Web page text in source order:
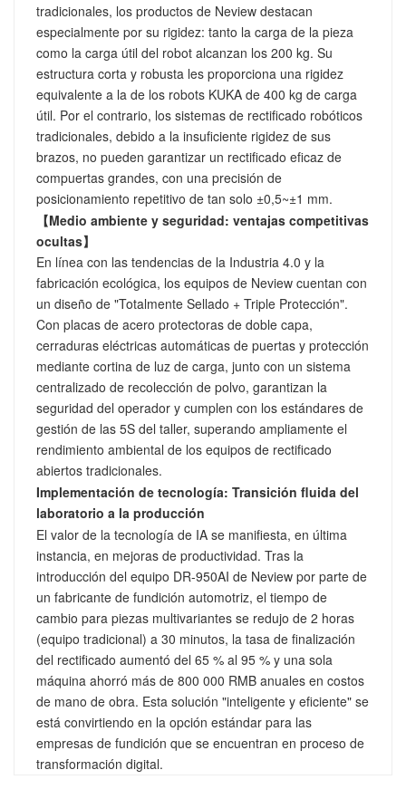
tradicionales, los productos de Neview destacan
especialmente por su rigidez: tanto la carga de la pieza
como la carga útil del robot alcanzan los 200 kg. Su
estructura corta y robusta les proporciona una rigidez
equivalente a la de los robots KUKA de 400 kg de carga
útil. Por el contrario, los sistemas de rectificado robóticos
tradicionales, debido a la insuficiente rigidez de sus
brazos, no pueden garantizar un rectificado eficaz de
compuertas grandes, con una precisión de
posicionamiento repetitivo de tan solo ±0,5~±1 mm.
【Medio ambiente y seguridad: ventajas competitivas
ocultas】
En línea con las tendencias de la Industria 4.0 y la
fabricación ecológica, los equipos de Neview cuentan con
un diseño de "Totalmente Sellado + Triple Protección".
Con placas de acero protectoras de doble capa,
cerraduras eléctricas automáticas de puertas y protección
mediante cortina de luz de carga, junto con un sistema
centralizado de recolección de polvo, garantizan la
seguridad del operador y cumplen con los estándares de
gestión de las 5S del taller, superando ampliamente el
rendimiento ambiental de los equipos de rectificado
abiertos tradicionales.
Implementación de tecnología: Transición fluida del
laboratorio a la producción
El valor de la tecnología de IA se manifiesta, en última
instancia, en mejoras de productividad. Tras la
introducción del equipo DR-950AI de Neview por parte de
un fabricante de fundición automotriz, el tiempo de
cambio para piezas multivariantes se redujo de 2 horas
(equipo tradicional) a 30 minutos, la tasa de finalización
del rectificado aumentó del 65 % al 95 % y una sola
máquina ahorró más de 800 000 RMB anuales en costos
de mano de obra. Esta solución "inteligente y eficiente" se
está convirtiendo en la opción estándar para las
empresas de fundición que se encuentran en proceso de
transformación digital.